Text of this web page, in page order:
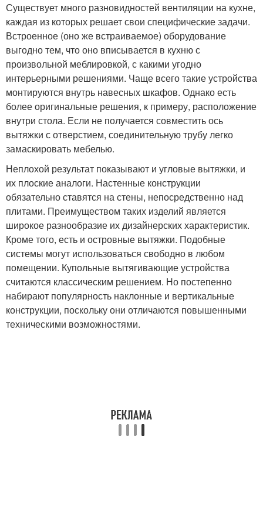
Существует много разновидностей вентиляции на кухне,
каждая из которых решает свои специфические задачи.
Встроенное (оно же встраиваемое) оборудование
выгодно тем, что оно вписывается в кухню с
произвольной меблировкой, с какими угодно
интерьерными решениями. Чаще всего такие устройства
монтируются внутрь навесных шкафов. Однако есть
более оригинальные решения, к примеру, расположение
внутри стола. Если не получается совместить ось
вытяжки с отверстием, соединительную трубу легко
замаскировать мебелью.
Неплохой результат показывают и угловые вытяжки, и
их плоские аналоги. Настенные конструкции
обязательно ставятся на стены, непосредственно над
плитами. Преимуществом таких изделий является
широкое разнообразие их дизайнерских характеристик.
Кроме того, есть и островные вытяжки. Подобные
системы могут использоваться свободно в любом
помещении. Купольные вытягивающие устройства
считаются классическим решением. Но постепенно
набирают популярность наклонные и вертикальные
конструкции, поскольку они отличаются повышенными
техническими возможностями.